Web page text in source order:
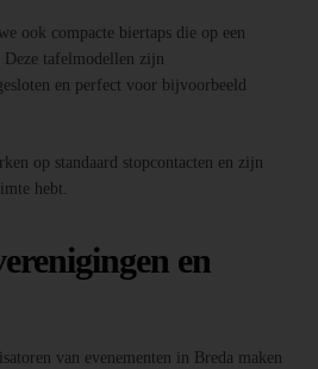
ook compacte biertaps die op een
tafelmodellen zijn
en perfect voor bijvoorbeeld
op standaard stopcontacten en zijn
hebt.
en
van evenementen in Breda maken